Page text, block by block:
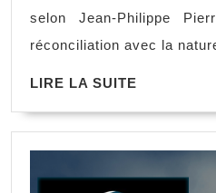
selon Jean-Philippe
réconciliation avec la
LIRE LA SUITE